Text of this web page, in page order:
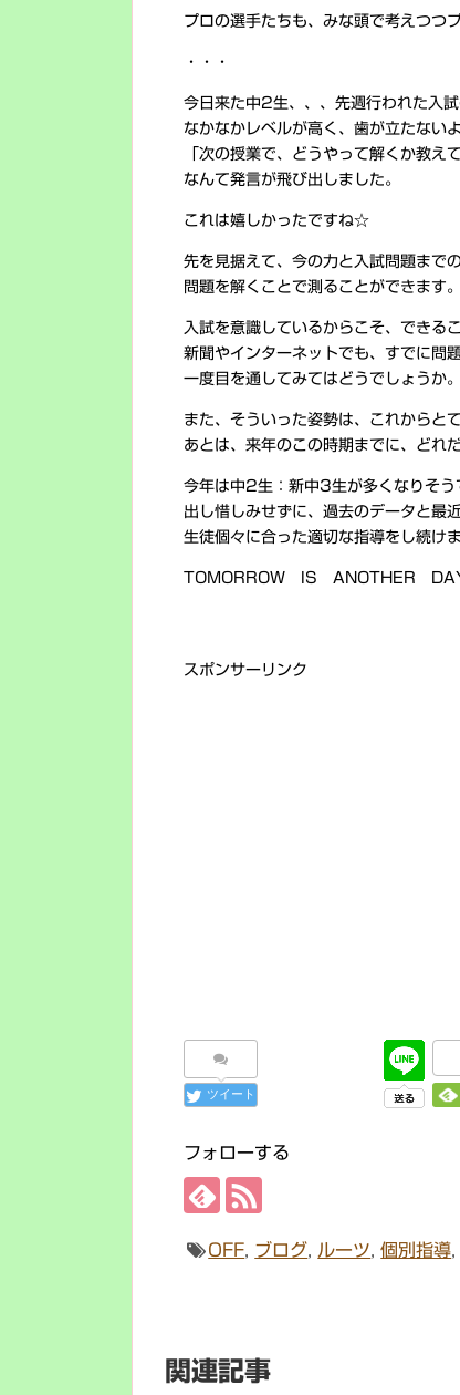
プロの選手たちも、みな頭で考えつつ
・・・
今日来た中2生、、、先週行われた入
なかなかレベルが高く、歯が立たない
「次の授業で、どうやって解くか教え
なんて発言が飛び出しました。
これは嬉しかったですね☆
先を見据えて、今の力と入試問題までの
問題を解くことで測ることができます。
入試を意識しているからこそ、できる
新聞やインターネットでも、すでに問
一度目を通してみてはどうでしょうか。
また、そういった姿勢は、これからと
あとは、来年のこの時期までに、どれ
今年は中2生：新中3生が多くなりそう
出し惜しみせずに、過去のデータと最
生徒個々に合った適切な指導をし続けま
TOMORROW IS ANOTHER
スポンサーリンク
ツイート
フォローする
OFF ブログ ルーツ ,個別指導
関連記事